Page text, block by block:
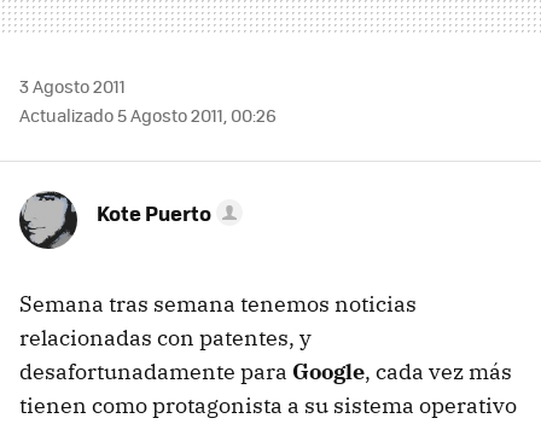
3 Agosto 2011
Actualizado 5 Agosto 2011, 00:26
Kote Puerto
Semana tras semana tenemos noticias
relacionadas con patentes, y
desafortunadamente para Google, cada vez más
tienen como protagonista a su sistema operativo